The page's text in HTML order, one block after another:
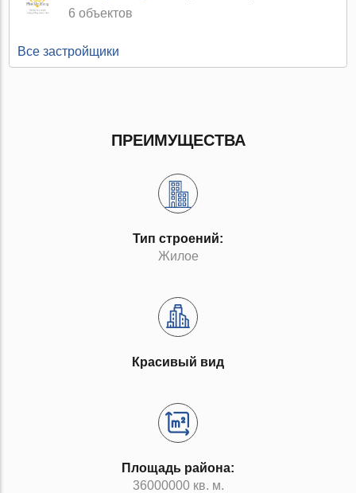
6 объектов
Все застройщики
ПРЕИМУЩЕСТВА
Тип строений:
Жилое
Красивый вид
Площадь района:
36000000 кв. м.